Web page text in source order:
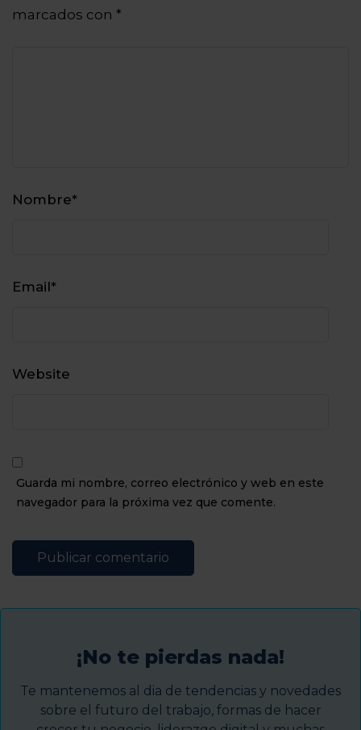
marcados con *
Nombre*
Email*
Website
Guarda mi nombre, correo electrónico y web en este
navegador para la próxima vez que comente.
¡No te pierdas nada!
Te mantenemos al dia de tendencias y novedades
sobre el futuro del trabajo, formas de hacer